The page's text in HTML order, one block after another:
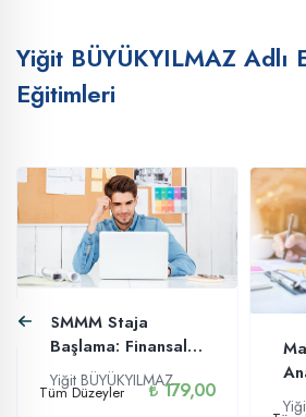
Yiğit BÜYÜKYILMAZ Adlı
Eğitimleri
SMMM Staja
Başlama: Finansal
Muhasebe Eğitimi
Yiğit BÜYÜKYILMAZ
Tüm Düzeyler 179,00